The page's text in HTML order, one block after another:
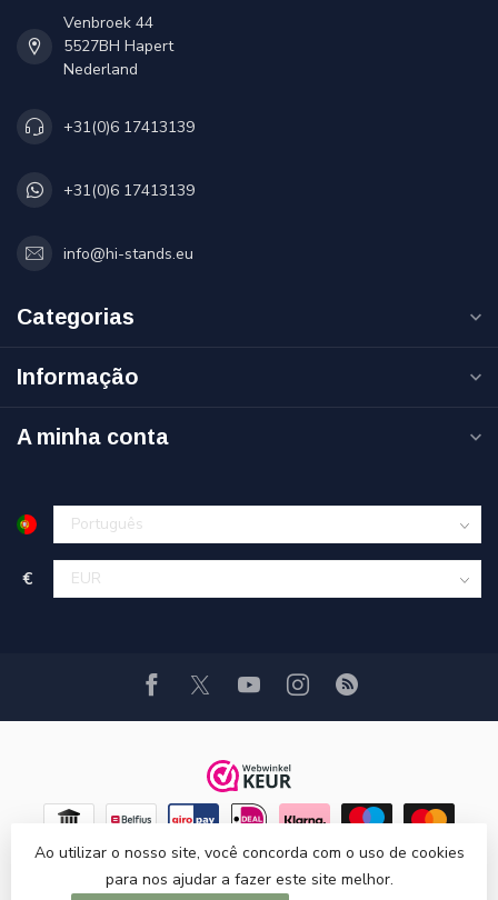
Venbroek 44
5527BH Hapert
Nederland
+31(0)6 17413139
+31(0)6 17413139
info@hi-stands.eu
Categorias
Informação
A minha conta
€
Ao utilizar o nosso site, você concorda com o uso de cookies
para nos ajudar a fazer este site melhor.